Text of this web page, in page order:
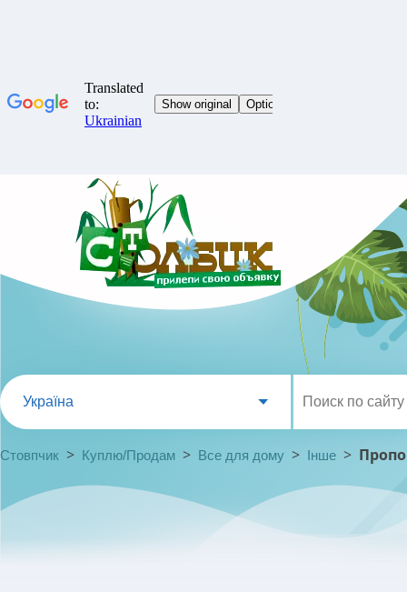
Україна
Стовпчик > Куплю/Продам > Все для дому > Інше >